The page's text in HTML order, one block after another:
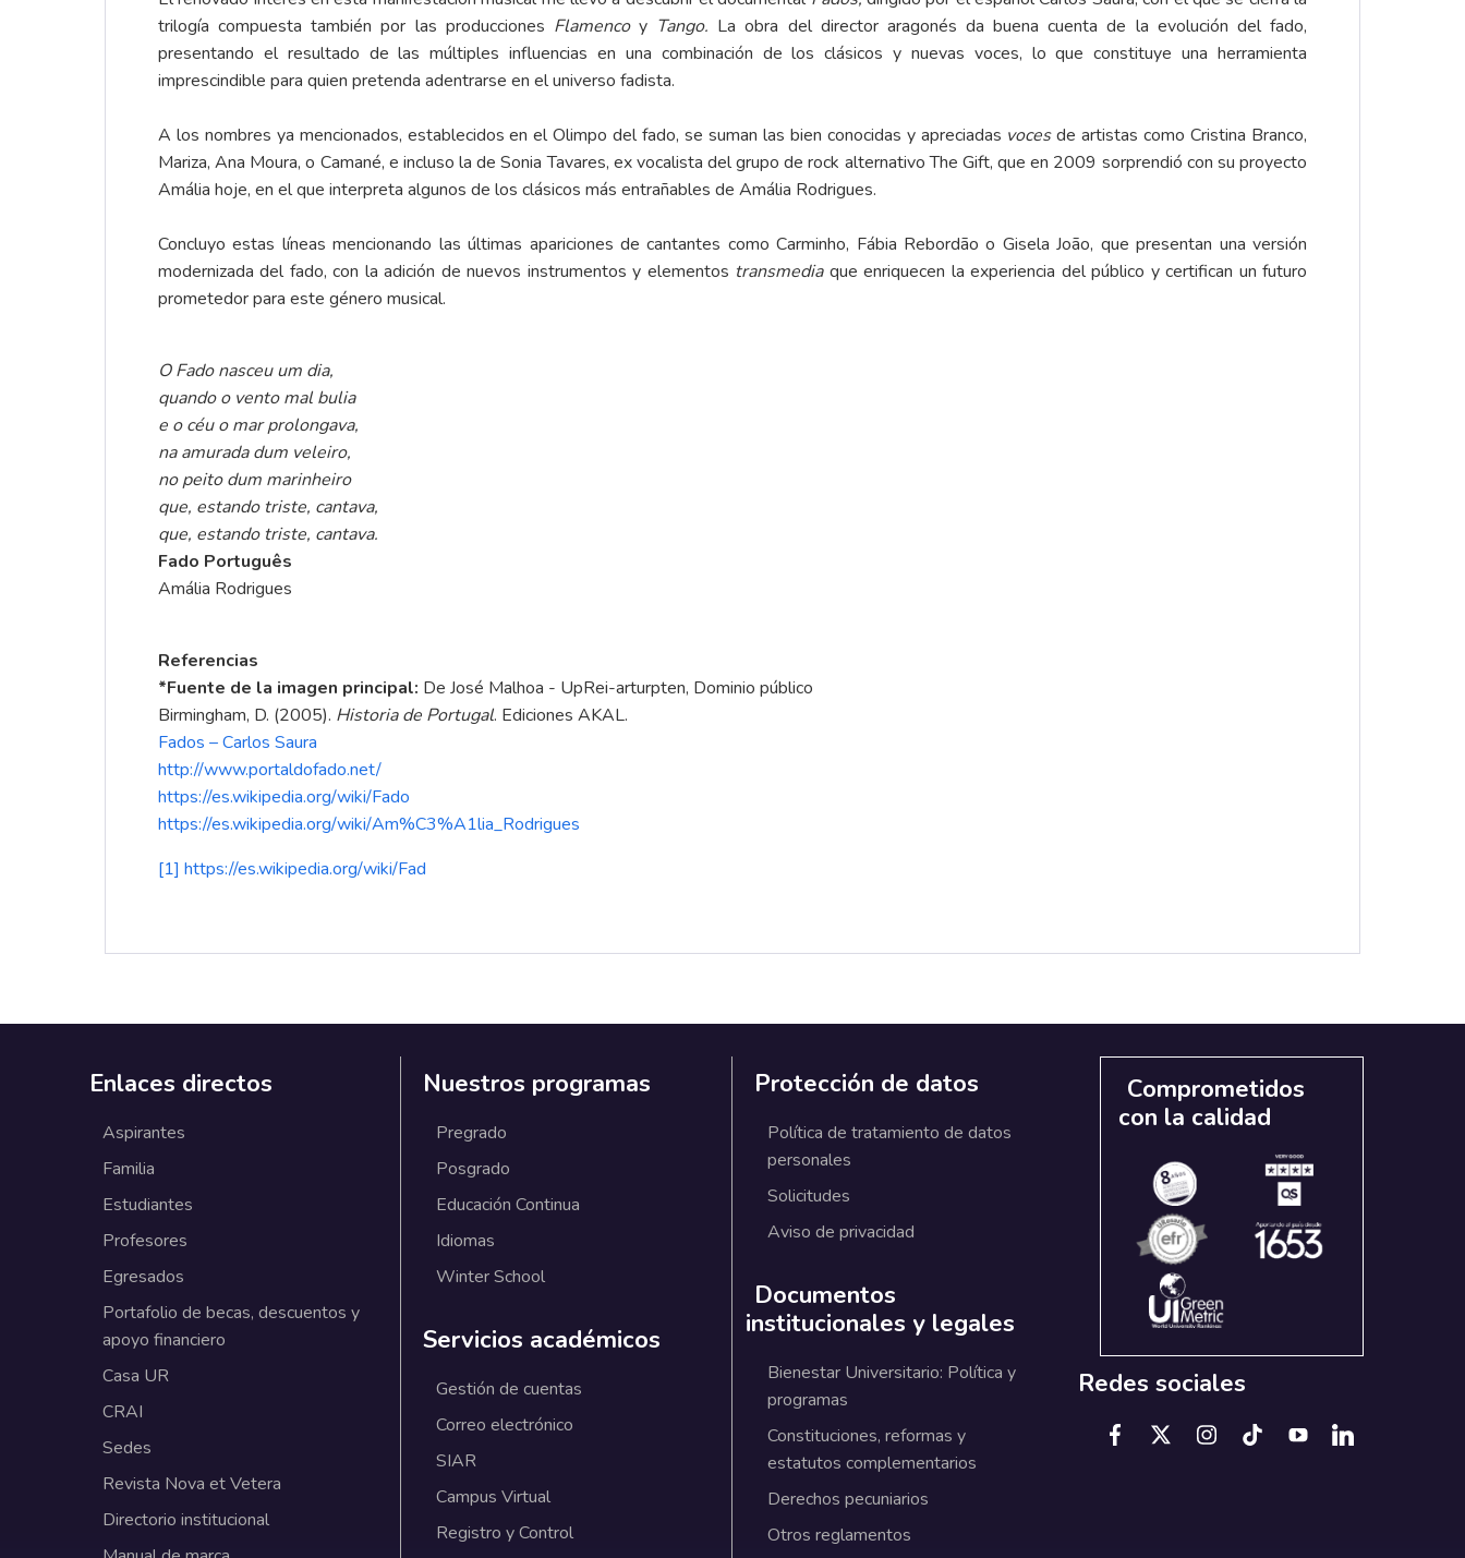
trilogía compuesta también por las producciones Flamencoy Tango. La obra del director aragonés da buena cuenta de la evolución del fado,
presentando el resultado de las múltiples influencias en una combinación de los clásicos y nuevas voces, lo que constituye una herramienta
imprescindible para quien pretenda adentrarse en el universo fadista.
A los nombres ya mencionados, establecidos en el Olimpo del fado, se suman las bien conocidas y apreciadas vocesde artistas como Cristina Branco,
Mariza, Ana Moura, o Camané, e incluso la de Sonia Tavares, ex vocalista del grupo de rock alternativo The Gift, que en 2009 sorprendió con su proyecto
Amália hoje, en el que interpreta algunos de los clásicos más entrañables de Amália Rodrigues.
Concluyo estas líneas mencionando las últimas apariciones de cantantes como Carminho, Fábia Rebordão o Gisela João, que presentan una versión
modernizada del fado, con la adición de nuevos instrumentos y elementos transmediaque enriquecen la experiencia del público y certifican un futuro
prometedor para este género musical.
O Fado nasceu um dia,
quando o vento mal bulia
e o céu o mar prolongava,
na amurada dum veleiro,
no peito dum marinheiro
que, estando triste, cantava,
que, estando triste, cantava.
Fado Português
Amália Rodrigues
Referencias
*Fuente de la imagen principal: De José Malhoa - UpRei-arturpten, Dominio público
Birmingham, D. (2005). Historia de Portugal. Ediciones AKAL.
Fados – Carlos Saura
http://www.portaldofado.net/
https://es.wikipedia.org/wiki/Fado
https://es.wikipedia.org/wiki/Am%C3%A1lia_Rodrigues
[1] https://es.wikipedia.org/wiki/Fad
Enlaces directos
Aspirantes
Familia
Estudiantes
Profesores
Egresados
Portafolio de becas, descuentos y
apoyo financiero
Casa UR
CRAI
Sedes
Revista Nova et Vetera
Directorio institucional
Nuestros programas
Pregrado
Posgrado
Educación Continua
Idiomas
Winter School
Servicios académicos
Gestión de cuentas
Correo electrónico
SIAR
Campus Virtual
Registro y Control
Protección de datos
Política de tratamiento de datos
personales
Solicitudes
Aviso de privacidad
Documentos
institucionales y legales
Bienestar Universitario: Política y
programas
Constituciones, reformas y
estatutos complementarios
Derechos pecuniarios
Otros reglamentos
Comprometidos
con la calidad
Redes sociales